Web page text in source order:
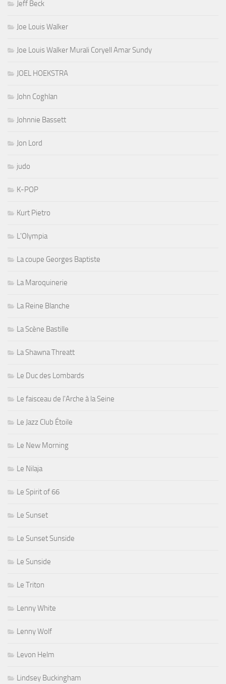
Jeff Beck
Joe Louis Walker
Joe Louis Walker Murali Coryell Amar Sundy
JOEL HOEKSTRA
John Coghlan
Johnnie Bassett
Jon Lord
judo
K-POP
Kurt Pietro
L'Olympia
La coupe Georges Baptiste
La Maroquinerie
La Reine Blanche
La Scène Bastille
La Shawna Threatt
Le Duc des Lombards
Le faisceau de l'Arche à la Seine
Le Jazz Club Étoile
Le New Morning
Le Nilaja
Le Spirit of 66
Le Sunset
Le Sunset Sunside
Le Sunside
Le Triton
Lenny White
Lenny Wolf
Levon Helm
Lindsey Buckingham